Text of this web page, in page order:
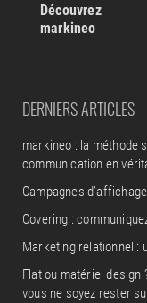
Découvrez
markineo
DERNIERS ARTICLES
markineo : la méthode
communication en
Campagnes
Covering :
Marketing relationnel :
Flat ou matériel design
vous ne soyez rester